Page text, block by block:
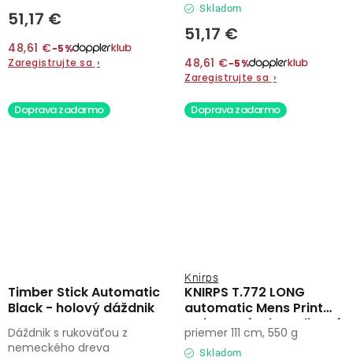
51,17 €
48,61 €−5%
Zaregistrujte sa ›
Skladom
51,17 €
48,61 €−5%
Zaregistrujte sa ›
Doprava zadarmo
Timber Stick Automatic
Black - holový dáždnik
Dáždnik s rukoväťou z
nemeckého dreva
Doprava zadarmo
KNIRPS T.772 LONG
automatic Mens Print
Stripe - pánsky palicový
vystreľovací dáždnik
Knirps
Skladom
priemer 111 cm, 550 g